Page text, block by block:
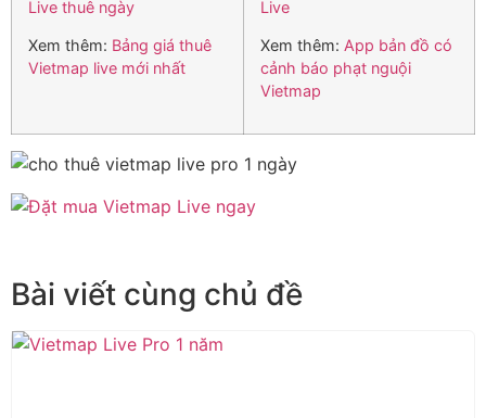
Live thuê ngày
Xem thêm: Bảng giá thuê
Vietmap live mới nhất
Live
Xem thêm: App bản đồ có
cảnh báo phạt nguội
Vietmap
Bài viết cùng chủ đề